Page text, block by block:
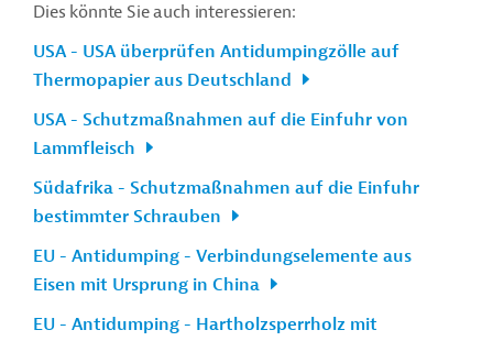
Dies könnte Sie auch interessieren:
USA - USA überprüfen Antidumpingzölle auf
Thermopapier aus Deutschland
USA - Schutzmaßnahmen auf die Einfuhr von
Lammfleisch
Südafrika - Schutzmaßnahmen auf die Einfuhr
bestimmter Schrauben
EU - Antidumping - Verbindungselemente aus
Eisen mit Ursprung in China
EU - Antidumping - Hartholzsperrholz mit